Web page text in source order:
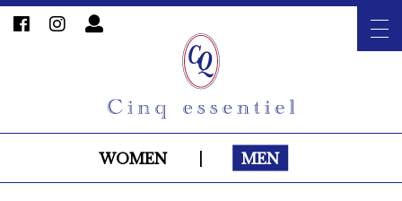
WOMEN MEN